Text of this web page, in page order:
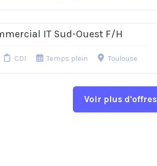
IT Sud-Ouest F/H
CDI Temps plein Toulouse
Voir plus d'offres